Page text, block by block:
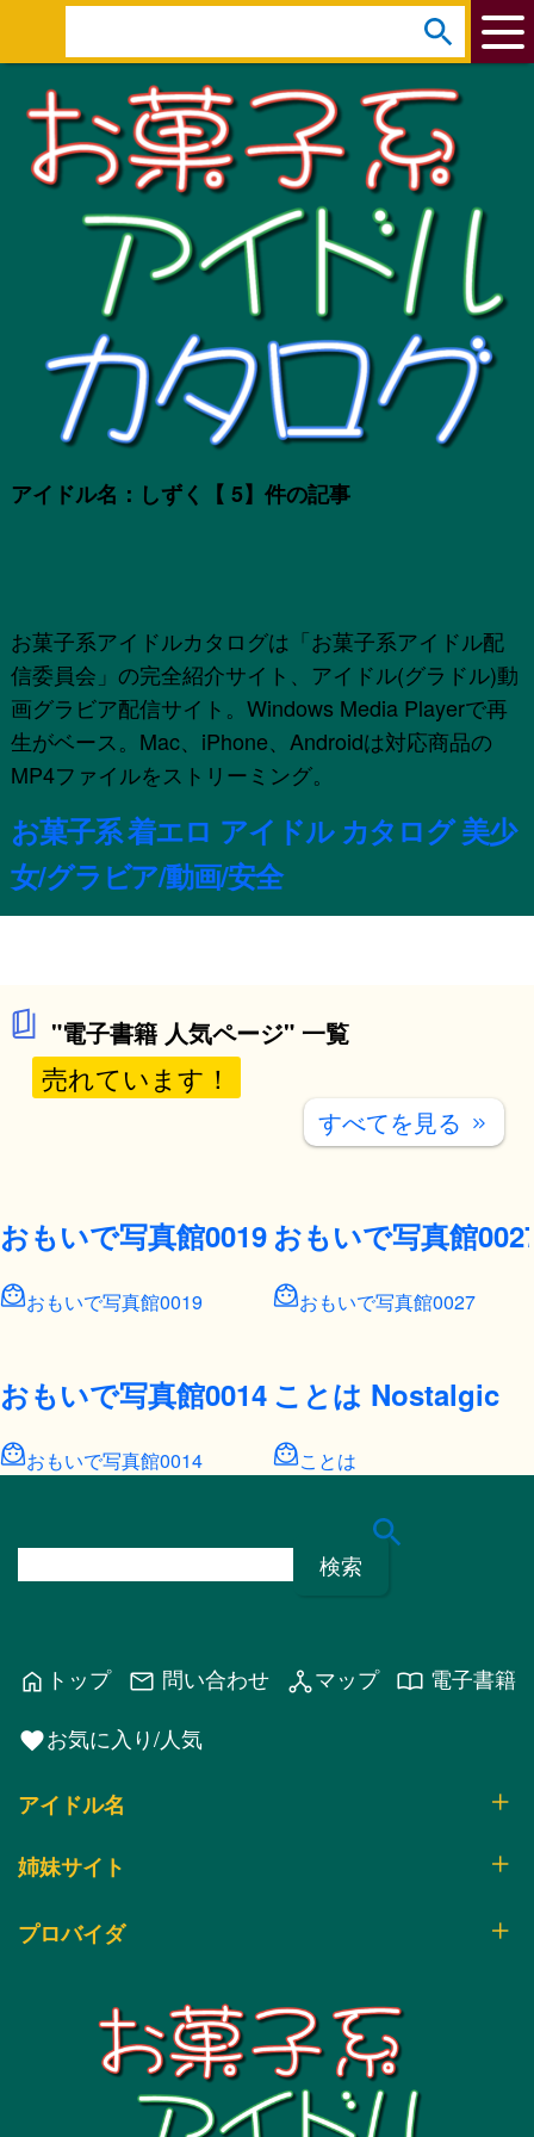
アイドル名：しずく 【 5】件の記事
お菓子系アイドルカタログは「お菓子系アイドル配
信委員会」の完全紹介サイト、アイドル(グラドル)動
画グラビア配信サイト。Windows Media Playerで再
生がベース。Mac、iPhone、Androidは対応商品の
MP4ファイルをストリーミング。
お菓子系 着エロ アイドル カタログ 美少
女/グラビア/動画/安全
e
a
r
arrow_circle_down
"電子書籍 人気ページ" 一覧
売れています！
すべてを見る keyboard_double_arrow_right
おもいで写真館0019
おもいで写真館0019
おもいで写真館0014
おもいで写真館0014
おもいで写真館
おもいで写真館0027
ことは Nostalgic
ことは
プロバイダ
home トップ mail 問い合わせ network_nodeマップ import_contacts 電子書籍
favoriteお気に入り/人気
アイドル名
姉妹サイト